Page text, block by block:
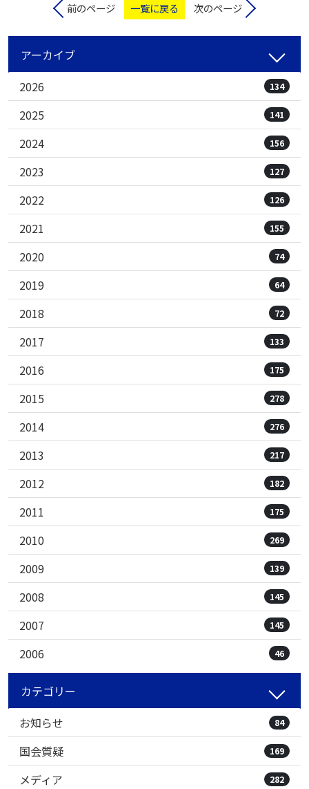
前のページ 一覧に戻る 次のページ
アーカイブ
2026
134
2025 141
2024 156
2023 127
2022 126
2021 155
2020 74
2019 64
2018 72
2017 133
2016 175
2015 278
2014 276
2013 217
2012 182
2011 175
2010 269
2009 139
2008 145
2007 145
2006 46
カテゴリー
お知らせ
84
国会質疑 169
メディア 282